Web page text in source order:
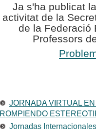
Ja s'ha publicat
activitat de la
de la Federació
Professors
JORNADA VIRTUAL
ROMPIENDO
Jornadas